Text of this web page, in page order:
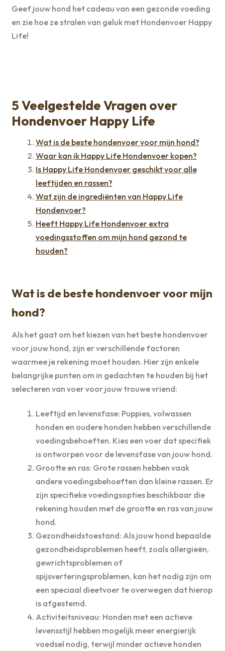
Geef jouw hond het cadeau van een gezonde voeding
en zie hoe ze stralen van geluk met Hondenvoer Happy
Life!
5 Veelgestelde Vragen over
Hondenvoer Happy Life
Wat is de beste hondenvoer voor mijn hond?
Waar kan ik Happy Life Hondenvoer kopen?
Is Happy Life Hondenvoer geschikt voor alle
leeftijden en rassen?
Wat zijn de ingrediënten van Happy Life
Hondenvoer?
Heeft Happy Life Hondenvoer extra
voedingsstoffen om mijn hond gezond te
houden?
Wat is de beste hondenvoer voor mijn
hond?
Als het gaat om het kiezen van het beste hondenvoer
voor jouw hond, zijn er verschillende factoren
waarmee je rekening moet houden. Hier zijn enkele
belangrijke punten om in gedachten te houden bij het
selecteren van voer voor jouw trouwe vriend:
Leeftijd en levensfase: Puppies, volwassen
honden en oudere honden hebben verschillende
voedingsbehoeften. Kies een voer dat specifiek
is ontworpen voor de levensfase van jouw hond.
Grootte en ras: Grote rassen hebben vaak
andere voedingsbehoeften dan kleine rassen. Er
zijn specifieke voedingsopties beschikbaar die
rekening houden met de grootte en ras van jouw
hond.
Gezondheidstoestand: Als jouw hond bepaalde
gezondheidsproblemen heeft, zoals allergieën,
gewrichtsproblemen of
spijsverteringsproblemen, kan het nodig zijn om
een speciaal dieetvoer te overwegen dat hierop
is afgestemd.
Activiteitsniveau: Honden met een actieve
levensstijl hebben mogelijk meer energierijk
voedsel nodig, terwijl minder actieve honden